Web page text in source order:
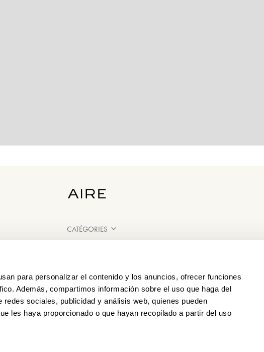
para personalizar el contenido y los anuncios, ofrecer funciones
Además, compartimos información sobre el uso que haga del
sociales, publicidad y análisis web, quienes pueden
les haya proporcionado o que hayan recopilado a partir del uso
CATÉGORIES
POINT DE VENTE